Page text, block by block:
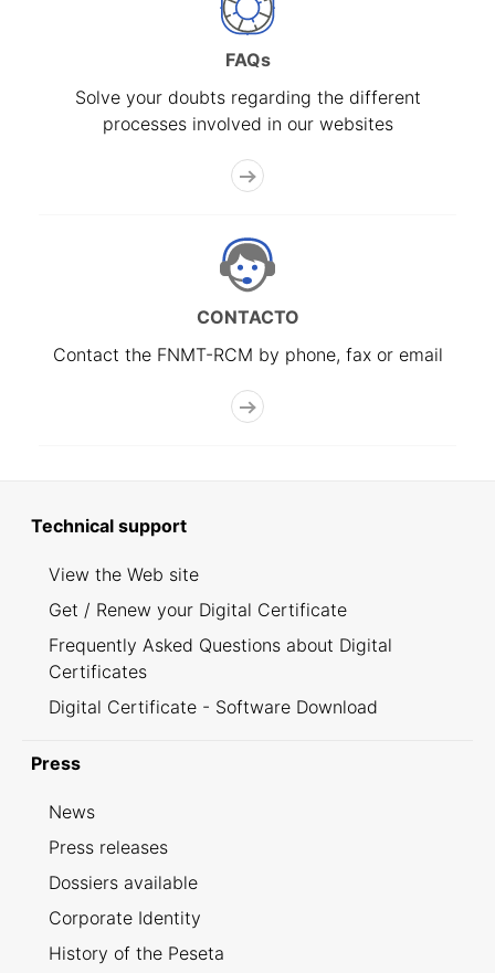
FAQs
Solve your doubts regarding the different
processes involved in our websites
CONTACTO
Contact the FNMT-RCM by phone, fax or email
Technical support
View the Web site
Get / Renew your Digital Certificate
Frequently Asked Questions about Digital
Certificates
Digital Certificate - Software Download
Press
News
Press releases
Dossiers available
Corporate Identity
History of the Peseta